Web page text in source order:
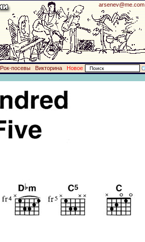
arsenev@me.com
Рок-посевы Викторина
Новое